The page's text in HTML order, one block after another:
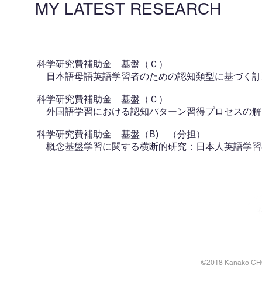
MY LATEST RESEARCH
科学研究費補助金 基盤（Ｃ）
日本語母語英語学習者のための認知類型に基づく
科学研究費補助金 基盤（Ｃ）
外国語学習における認知パターン習得プロセスの
科学研究費補助金 基盤（B) （分担）
概念基盤学習に関する横断的研究：日本人英語学
©2018 Kanako